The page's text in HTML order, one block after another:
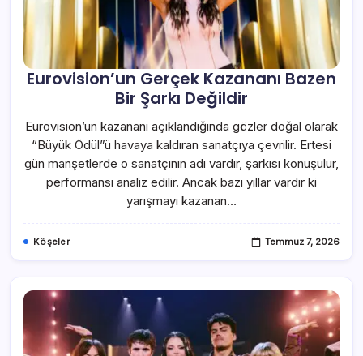
Eurovision’un Gerçek Kazananı Bazen
Bir Şarkı Değildir
Eurovision’un kazananı açıklandığında gözler doğal olarak
“Büyük Ödül”ü havaya kaldıran sanatçıya çevrilir. Ertesi
gün manşetlerde o sanatçının adı vardır, şarkısı konuşulur,
performansı analiz edilir. Ancak bazı yıllar vardır ki
yarışmayı kazanan…
Köşeler Temmuz 7, 2026